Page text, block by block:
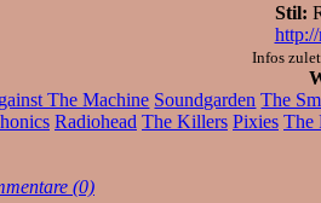
Stil:
Infos
The Machine Soundgarden The
Radiohead The Killers Pixies The
(0)